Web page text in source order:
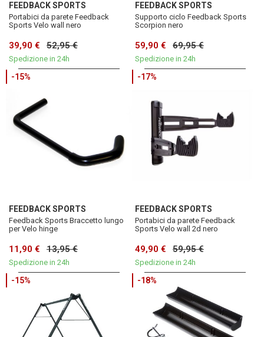
FEEDBACK SPORTS
Portabici da parete Feedback
Sports Velo wall nero
39,90 € 52,95 €
Spedizione in 24h
FEEDBACK SPORTS
Supporto ciclo Feedback Sports
Scorpion nero
59,90 € 69,95 €
Spedizione in 24h
-15%
FEEDBACK SPORTS
Feedback Sports Braccetto lungo
per Velo hinge
11,90 € 13,95 €
Spedizione in 24h
-17%
FEEDBACK SPORTS
Portabici da parete Feedback
Sports Velo wall 2d nero
49,90 € 59,95 €
Spedizione in 24h
-15% -18%